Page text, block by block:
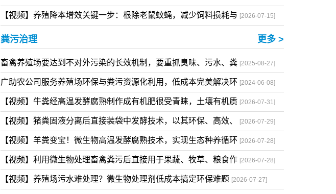
【视频】猪场臭气大猪群生长慢问题多?微生物有益菌直接喷洒快[2026-07-16]
【视频】想节省养殖开支?学习低成本生态养殖模式?广西助农生[2026-07-16]
【视频】养殖降本增效关键一步：根除老鼠蚊蝇，减少饲料损耗与 [2026-07-15]
粪污治理 更多 >
畜禽养殖场要达到不对外污染的长效机制，要重抓臭味、污水、粪[2025-08-27]
广助农公司服务养殖场环保与粪污资源化利用，低成本完美解决环[2024-06-08]
【视频】牛粪经高温发酵腐熟制作成有机肥很受青睐，土壤有机质[2026-07-31]
【视频】猪粪固液分离后直接装袋中发酵技术，以其环保、高效、[2026-07-29]
【视频】羊粪变宝！微生物高温发酵腐熟技术，实现生态种养循环[2026-07-28]
【视频】利用微生物处理畜禽粪污后直接用于果蔬、牧草、粮食作[2026-07-28]